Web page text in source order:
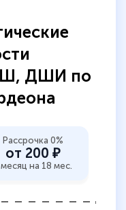
на время
система
ни на
ДШИ по
Рассрочка 0%
от 200 ₽
на 18 мес.